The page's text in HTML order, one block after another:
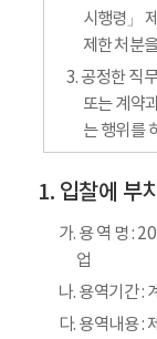
시행령」
제한 처분
3. 공정한 직
또는 계약
는 행위를
입찰에 부
가. 용 역 명 :
업
나. 용역기간 :
다. 용역내용 :